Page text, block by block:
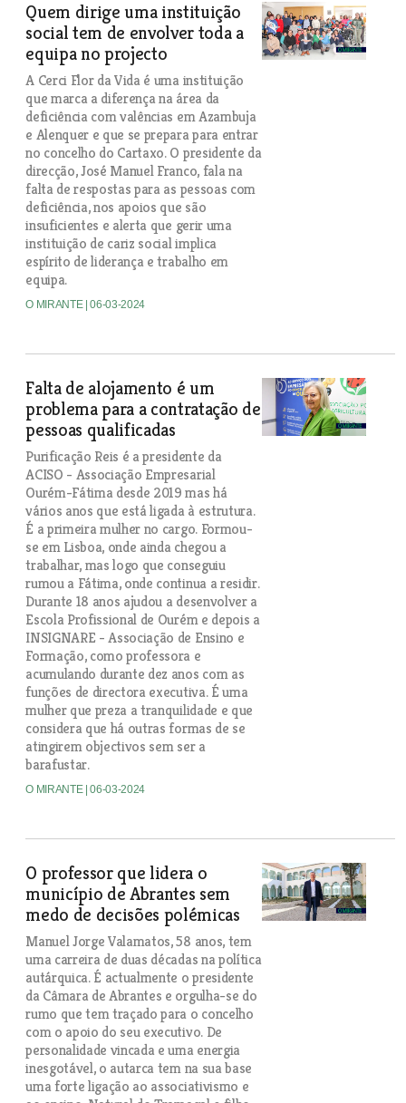
Quem dirige uma instituição
social tem de envolver toda a
equipa no projecto
A Cerci Flor da Vida é uma instituição
que marca a diferença na área da
deficiência com valências em Azambuja
e Alenquer e que se prepara para entrar
no concelho do Cartaxo. O presidente da
direcção, José Manuel Franco, fala na
falta de respostas para as pessoas com
deficiência, nos apoios que são
insuficientes e alerta que gerir uma
instituição de cariz social implica
espírito de liderança e trabalho em
equipa.
O MIRANTE | 06-03-2024
Falta de alojamento é um
problema para a contratação de
pessoas qualificadas
Purificação Reis é a presidente da
ACISO - Associação Empresarial
Ourém-Fátima desde 2019 mas há
vários anos que está ligada à estrutura.
É a primeira mulher no cargo. Formou-
se em Lisboa, onde ainda chegou a
trabalhar, mas logo que conseguiu
rumou a Fátima, onde continua a residir.
Durante 18 anos ajudou a desenvolver a
Escola Profissional de Ourém e depois a
INSIGNARE - Associação de Ensino e
Formação, como professora e
acumulando durante dez anos com as
funções de directora executiva. É uma
mulher que preza a tranquilidade e que
considera que há outras formas de se
atingirem objectivos sem ser a
barafustar.
O MIRANTE | 06-03-2024
O professor que lidera o
município de Abrantes sem
medo de decisões polémicas
Manuel Jorge Valamatos, 58 anos, tem
uma carreira de duas décadas na política
autárquica. É actualmente o presidente
da Câmara de Abrantes e orgulha-se do
rumo que tem traçado para o concelho
com o apoio do seu executivo. De
personalidade vincada e uma energia
inesgotável, o autarca tem na sua base
uma forte ligação ao associativismo e